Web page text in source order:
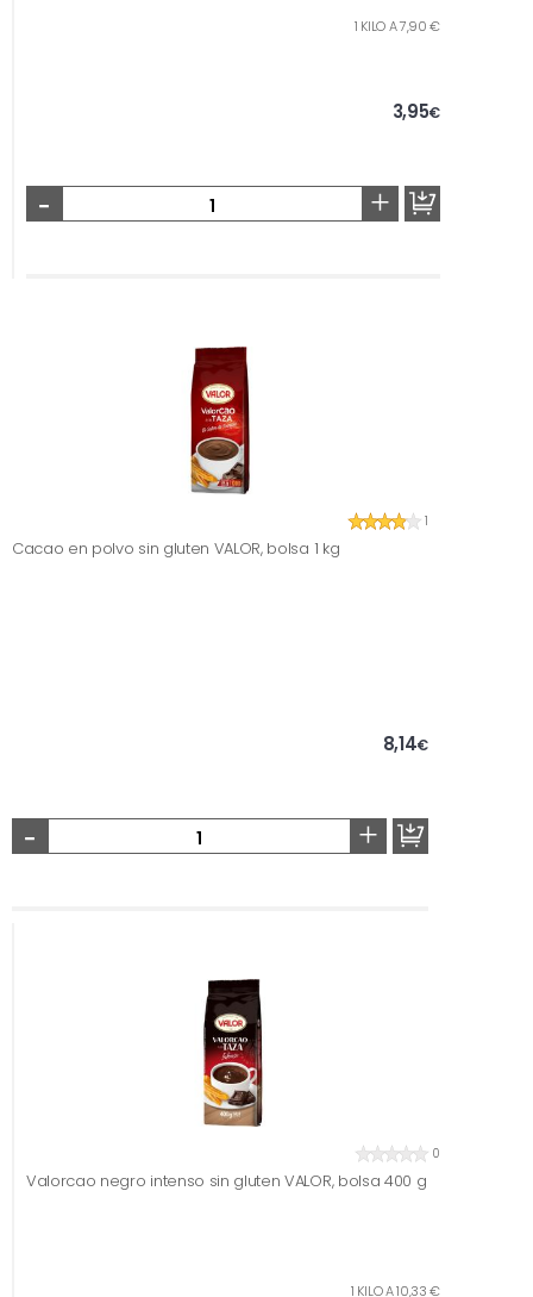
1 KILO A 7,90 €
3,95€
- +
1
Cacao en polvo sin gluten VALOR, bolsa 1 kg
8,14€
- +
0
Valorcao negro intenso sin gluten VALOR, bolsa 400 g
1 KILO A 10,33 €